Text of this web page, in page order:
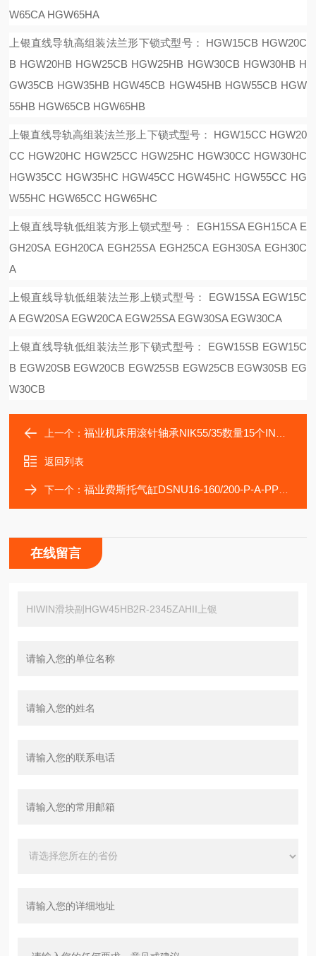
W65CA HGW65HA
上银直线导轨高组装法兰形下锁式型号：
HGW15CB HGW20C
B HGW20HB HGW25CB HGW25HB HGW30CB HGW30HB H
GW35CB HGW35HB HGW45CB HGW45HB HGW55CB HGW
55HB HGW65CB HGW65HB
上银直线导轨高组装法兰形上下锁式型号：
HGW15CC HGW20
CC HGW20HC HGW25CC HGW25HC HGW30CC HGW30HC
HGW35CC HGW35HC HGW45CC HGW45HC HGW55CC HG
W55HC HGW65CC HGW65HC
上银直线导轨低组装方形上锁式型号：
EGH15SA EGH15CA E
GH20SA EGH20CA EGH25SA EGH25CA EGH30SA EGH30C
A
上银直线导轨低组装法兰形上锁式型号：
EGW15SA EGW15C
A EGW20SA EGW20CA EGW25SA EGW30SA EGW30CA
上银直线导轨低组装法兰形下锁式型号：
EGW15SB EGW15C
B EGW20SB EGW20CB EGW25SB EGW25CB EGW30SB EG
W30CB
上一个：福业机床用滚针轴承NIK55/35数量15个INA型号
返回列表
下一个：福业费斯托气缸DSNU16-160/200-P-A-PPV- PPS
在线留言